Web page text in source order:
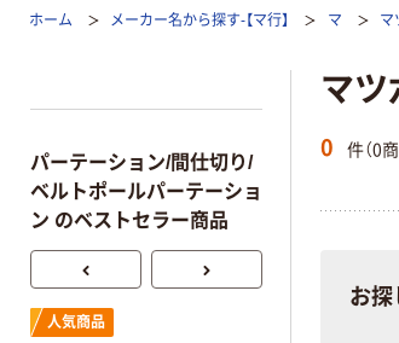
ホーム メーカー名から探す-【マ行】 マ マ
マ
0 件（0
お探
パーテーション/間仕切り/
ベルトポールパーテーショ
ン のベストセラー商品
人気商品